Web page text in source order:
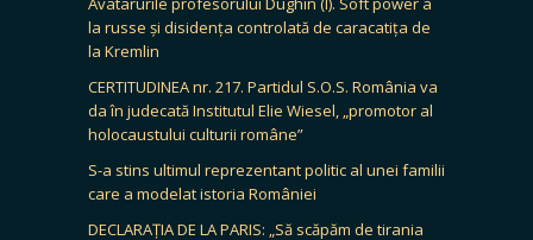
la russe și disidența controlată de caracatița de
la Kremlin
CERTITUDINEA nr. 217. Partidul S.O.S. România va
da în judecată Institutul Elie Wiesel, „promotor al
holocaustului culturii române”
S-a stins ultimul reprezentant politic al unei familii
care a modelat istoria României
DECLARAȚIA DE LA PARIS: „Să scăpăm de tirania